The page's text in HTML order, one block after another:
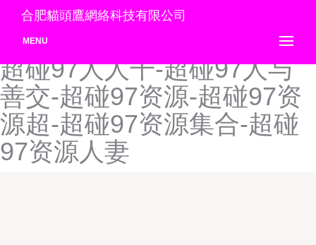
超碰97人-超碰97人人操-超
碰97人人草-超碰97人人道-
超碰97人人干-超碰97人与
善交-超碰97资源-超碰97资
源超-超碰97资源集合-超碰
97资源人妻
合肥貓頭鷹網絡科技有限公司
MENU